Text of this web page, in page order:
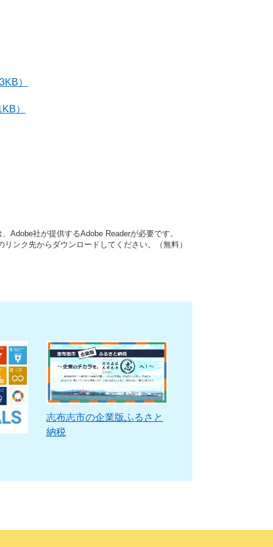
）
）
Adobe社が提供するAdobe Readerが必要です。
ンク先からダウンロードしてください。（無料）
志布志市の企業版ふるさと
納税